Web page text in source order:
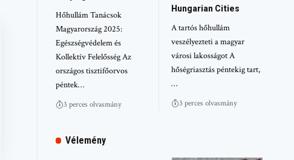
Hőhullám Tanácsok
Magyarország 2025:
Egészségvédelem és
Kollektív Felelősség Az
országos tisztifőorvos
péntek…
3 perces olvasmány
Hungarian Cities
A tartós hőhullám
veszélyezteti a magyar
városi lakosságot A
hőségriasztás péntekig tart,
…
3 perces olvasmány
Vélemény